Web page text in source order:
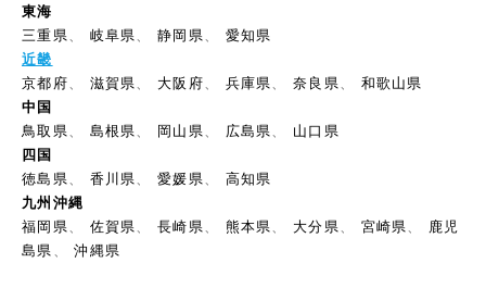
東海
三重県
岐阜県 、静岡県
愛知県
近畿
京都府
滋賀県 大阪府 兵庫県 、奈良県
和歌山県
中国
鳥取県
島根県 岡山県 広島県
山口県
四国
徳島県
香川県 、愛媛県
高知県
九州沖縄
福岡県
佐賀県 、長崎県 熊本県 大分県 宮崎県
鹿児
島県
、沖縄県